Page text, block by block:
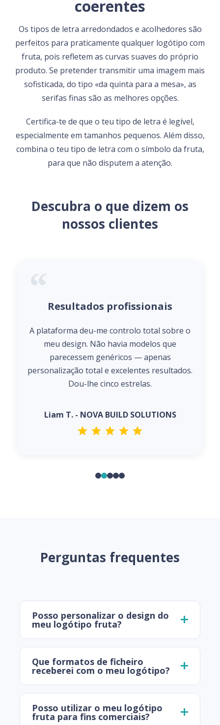
coerentes
Os tipos de letra arredondados e acolhedores são
perfeitos para praticamente qualquer logótipo com
fruta, pois refletem as curvas suaves do próprio
produto. Se pretender transmitir uma imagem mais
sofisticada, do tipo «da quinta para a mesa», as
serifas finas são as melhores opções.
Certifica-te de que o teu tipo de letra é legível,
especialmente em tamanhos pequenos. Além disso,
combina o teu tipo de letra com o símbolo da fruta,
para que não disputem a atenção.
Descubra o que dizem os
nossos clientes
Resultados profissionais
A plataforma deu-me controlo total sobre o
meu design. Não havia modelos que
parecessem genéricos — apenas
personalização total e excelentes resultados.
Dou-lhe cinco estrelas.
Liam T. - NOVA BUILD SOLUTIONS
Perguntas frequentes
Posso personalizar o design do
meu logótipo fruta?
Que formatos de ficheiro
receberei com o meu logótipo?
Posso utilizar o meu logótipo
fruta para fins comerciais?